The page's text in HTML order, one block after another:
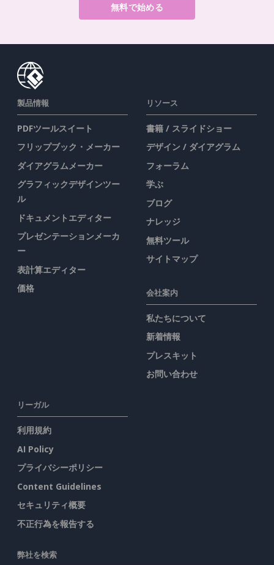
無料で始める
製品情報
PDFツールスイート
フリップブック・メーカー
ダイアグラムメーカー
グラフィックデザインツー
ル
ドキュメントエディター
プレゼンテーションメーカ
ー
表計算エディター
価格
リソース
書籍 / スライドショー
デザイン / ダイアグラム
フォーラム
学ぶ
ブログ
ナレッジ
無料ツール
サイトマップ
会社案内
私たちについて
新着情報
プレスキット
お問い合わせ
リーガル
利用規約
AI Policy
プライバシーポリシー
Content Guidelines
セキュリティ概要
不正行為を報告する
弊社を検索